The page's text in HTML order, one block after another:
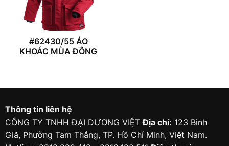
#62430/55 ÁO
KHOÁC MÙA ĐÔNG
Thông tin liên hệ
CÔNG TY TNHH ĐẠI DƯƠNG VIỆTĐịa chỉ: 123 Bình
Giã, Phường Tam Thắng, TP. Hồ Chí Minh, Việt Nam.